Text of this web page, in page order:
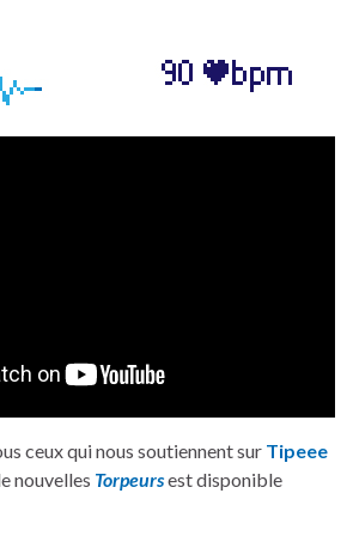
ceux qui nous soutiennent sur Tipeee
nouvelles Torpeursest disponible